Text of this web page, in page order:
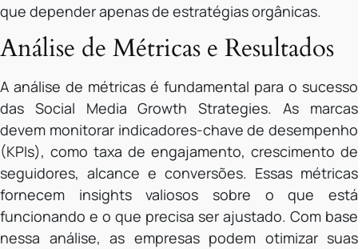
que depender apenas de estratégias orgânicas.
Análise de Métricas e Resultados
A análise de métricas é fundamental para o sucesso
das Social Media Growth Strategies. As marcas
devem monitorar indicadores-chave de desempenho
(KPIs), como taxa de engajamento, crescimento de
seguidores, alcance e conversões. Essas métricas
fornecem insights valiosos sobre o que está
funcionando e o que precisa ser ajustado. Com base
nessa análise, as empresas podem otimizar suas